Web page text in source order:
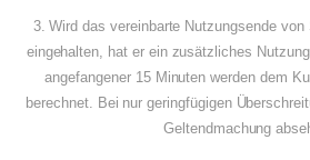
3. Wird das vereinbarte Nutzungsende
eingehalten, hat er ein zusätzliches
angefangener 15 Minuten werden dem
berechnet. Bei nur geringfügigen
Geltendmachung